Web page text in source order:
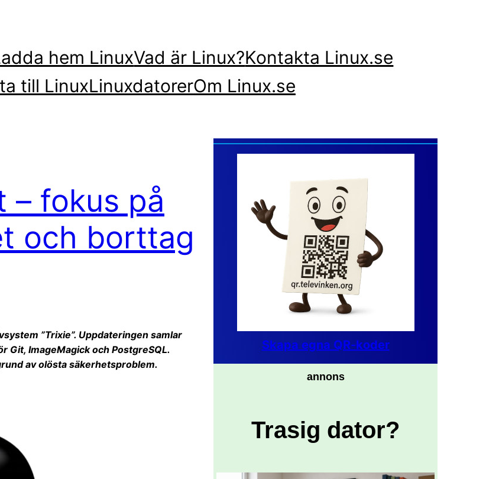
hem LinuxVad är Linux?Kontakta Linux.se
till LinuxLinuxdatorerOm Linux.se
– fokus på
och borttag
”Trixie”. Uppdateringen samlar
Git, ImageMagick och PostgreSQL.
av olösta säkerhetsproblem.
Skapa egna QR-koder
annons
Trasig dator?